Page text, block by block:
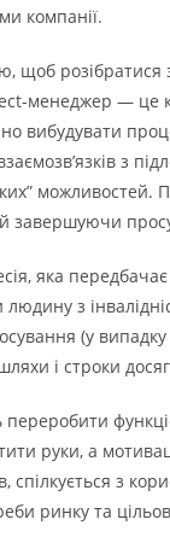
компанії.
щоб розібратися
менеджер — це
вибудувати
з
завершуючи
яка
людину з
(у
і строки
руки, а
спілкується з
ринку та